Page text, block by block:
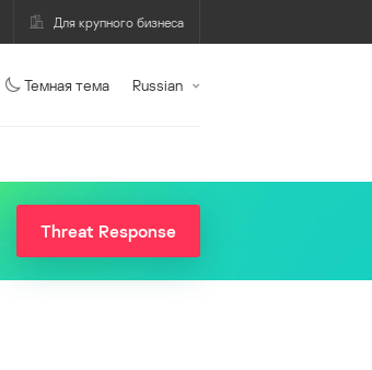
Для крупного бизнеса
Темная тема Russian
Threat Response